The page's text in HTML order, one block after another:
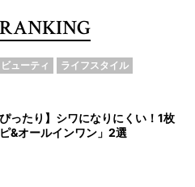
ビューティ ライフスタイル
ったり】シワになりにくい！1枚
&オールインワン」2選